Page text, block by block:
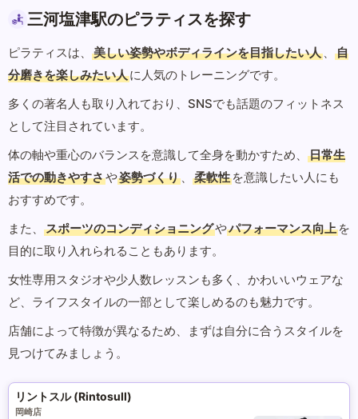
三河塩津駅のピラティスを探す
ピラティスは、 美しい姿勢やボディラインを目指したい人 、
自
分磨きを楽しみたい人に人気のトレーニングです。
多くの著名人も取り入れており、SNSでも話題のフィットネス
として注目されています。
体の軸や重心のバランスを意識して全身を動かすため、
日常生
活での動きやすさや姿勢づくり 、 柔軟性 を意識したい人にも
おすすめです。
また、
スポーツのコンディショニングやパフォーマンス向上 を
目的に取り入れられることもあります。
女性専用スタジオや少人数レッスンも多く、かわいいウェアな
ど、ライフスタイルの一部として楽しめるのも魅力です。
店舗によって特徴が異なるため、まずは自分に合うスタイルを
見つけてみましょう。
リントスル (Rintosull)
岡崎店